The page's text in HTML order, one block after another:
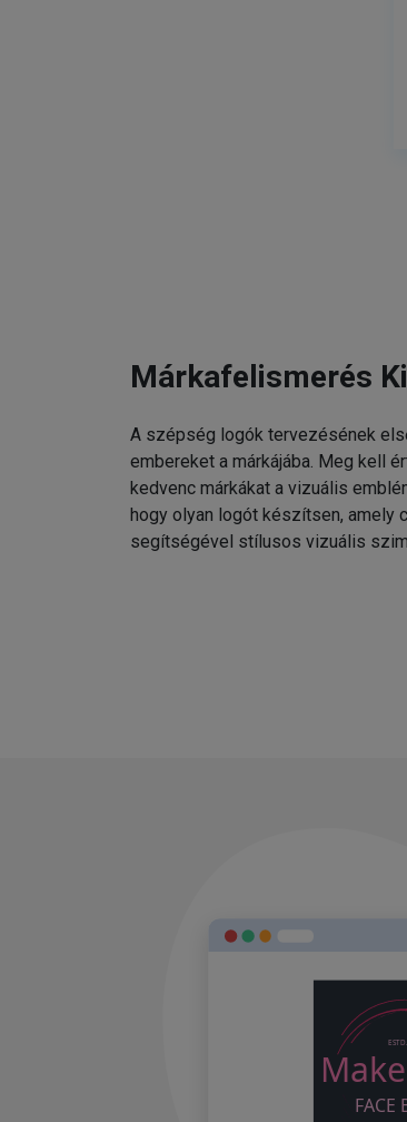
Márkafelismerés
A szépség logók tervezésének
embereket a márkájába. Meg kell
kedvenc márkákat a vizuális
hogy olyan logót készítsen, amely
segítségével stílusos vizuális